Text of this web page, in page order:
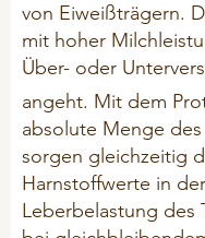
Mineralfutter
Mineral-Leckmassen
Silierhilfsmittel
GEFLÜGEL
CSR
IMPRESSUM
von Eiweißträgern.
mit hoher
Über- oder
angeht. Mit dem
absolute Menge
sorgen gleichzeitig
Harnstoffwerte in
Leberbelastung des